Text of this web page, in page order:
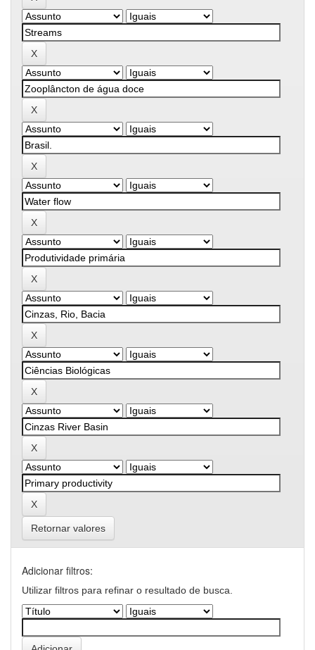
Retornar valores
Adicionar filtros:
Utilizar filtros para refinar o resultado de busca.